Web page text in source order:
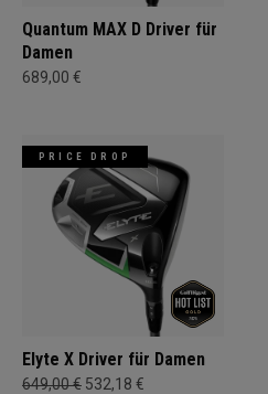
Quantum MAX D Driver für
Damen
689,00 €
PRICE DROP
Elyte X Driver für Damen
649,00 € 532,18 €